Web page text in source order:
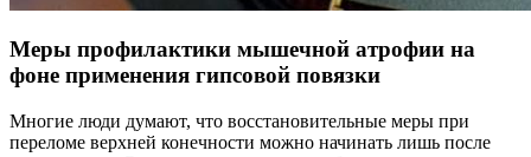
Меры профилактики мышечной атрофии на
фоне применения гипсовой повязки
Многие люди думают, что восстановительные меры при
переломе верхней конечности можно начинать лишь после